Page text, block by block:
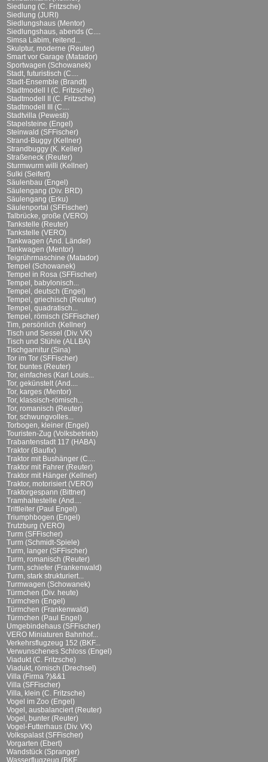
Siedlung (C. Fritzsche)
Siedlung (JURI)
Siedlungshaus (Mentor)
Siedlungshaus, abends (C....
Simsa Labim, reitend...
Skulptur, moderne (Reuter)
Smart vor Garage (Matador)
Sportwagen (Schowanek)
Stadt, futuristisch (C....
Stadt-Ensemble (Brandt)
Stadtmodell I (C. Fritzsche)
Stadtmodell II (C. Fritzsche)
Stadtmodell III (C....
Stadtvilla (Pewesti)
Stapelsteine (Engel)
Steinwald (SFFischer)
Strand-Buggy (Kellner)
Strandbuggy (K. Keller)
Straßeneck (Reuter)
Sturmwurm willi (Kellner)
Sulki (Seifert)
Säulenbau (Engel)
Säulengang (Div. BRD)
Säulengang (Erku)
Säulenportal (SFFischer)
Talbrücke, große (VERO)
Tankstelle (Reuter)
Tankstelle (VERO)
Tankwagen (And. Länder)
Tankwagen (Mentor)
Teigrührmaschine (Matador)
Tempel (Schowanek)
Tempel in Rosa (SFFischer)
Tempel, babylonisch...
Tempel, deutsch (Engel)
Tempel, griechisch (Reuter)
Tempel, quadratisch...
Tempel, römisch (SFFischer)
Tim, persönlich (Kellner)
Tisch und Sessel (Div. VK)
Tisch und Stühle (ALLBA)
Tischgarnitur (Sina)
Tor im Tor (SFFischer)
Tor, buntes (Reuter)
Tor, einfaches (Karl Louis...
Tor, gekünstelt (And....
Tor, karges (Mentor)
Tor, klassisch-römisch...
Tor, romanisch (Reuter)
Tor, schwungvolles...
Torbogen, kleiner (Engel)
Touristen-Zug (Volksbetrieb)
Trabantenstadt 117 (HABA)
Traktor (Baufix)
Traktor mit Bushänger (C....
Traktor mit Fahrer (Reuter)
Traktor mit Hänger (Kellner)
Traktor, motorisiert (VERO)
Traktorgespann (Bittner)
Tramhaltestelle (And....
Trittleiter (Paul Engel)
Triumphbogen (Engel)
Trutzburg (VERO)
Turm (SFFischer)
Turm (Schmidt-Spiele)
Turm, langer (SFFischer)
Turm, romanisch (Reuter)
Turm, schiefer (Frankenwald)
Turm, stark strukturiert...
Turmwagen (Schowanek)
Türmchen (Div. heute)
Türmchen (Engel)
Türmchen (Frankenwald)
Türmchen (Paul Engel)
Umgebindehaus (SFFischer)
VERO Miniaturen Bahnhof...
Verkehrsflugzeug 152 (BKF...
Verwunschenes Schloss (Engel)
Viadukt (C. Fritzsche)
Viadukt, römisch (Drechsel)
Villa (Firma ?)&&1
Villa (SFFischer)
Villa, klein (C. Fritzsche)
Vogel im Zoo (Engel)
Vogel, ausbalanciert (Reuter)
Vogel, bunter (Reuter)
Vogel-Futterhaus (Div. VK)
Volkspalast (SFFischer)
Vorgarten (Ebert)
Wandstück (Spranger)
Wasserflugzeug (BKF